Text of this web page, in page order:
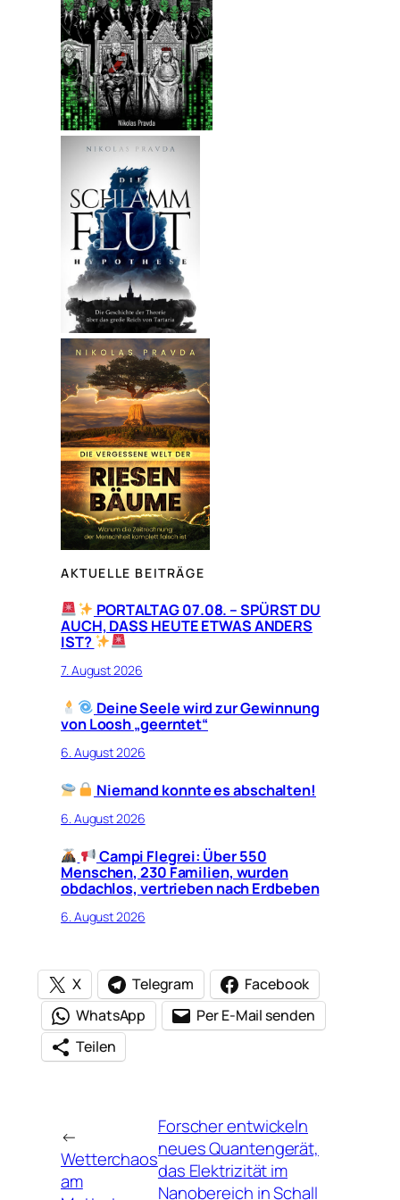
AKTUELLE BEITRÄGE
PORTALTAG 07.08. – SPÜRST DU
AUCH, DASS HEUTE ETWAS ANDERS
IST?
7. August 2026
Deine Seele wird zur Gewinnung
von Loosh „geerntet“
6. August 2026
Niemand konnte es abschalten!
6. August 2026
Campi Flegrei: Über 550
Menschen, 230 Familien, wurden
obdachlos, vertrieben nach Erdbeben
6. August 2026
X Telegram
Facebook
WhatsApp
Per E-Mail senden
Teilen
←
Wetterchaos
am
Forscher entwickeln
neues Quantengerät,
das Elektrizität im
Nanobereich in Schall